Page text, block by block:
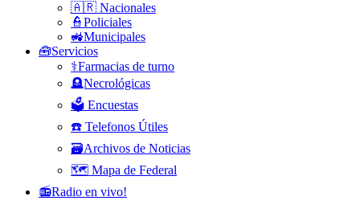
🇦🇷 Nacionales
👮Policiales
🚜Municipales
🧰Servicios
⚕️Farmacias de turno
🪦Necrológicas
🗳️ Encuestas
☎️ Telefonos Útiles
🗃️Archivos de Noticias
🗺️ Mapa de Federal
📻Radio en vivo!